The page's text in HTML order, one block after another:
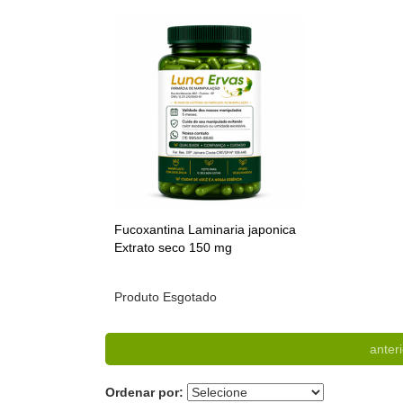
Fucoxantina Laminaria japonica
Extrato seco 150 mg
Produto Esgotado
Ordenar por: